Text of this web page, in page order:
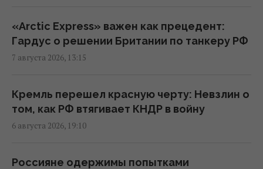
Украинцев предупредили об обмане на
кассе: что делать, если цена в чеке выше
ценника
Без пересмотра прайс-кэпов Украине
будет сложнее импортировать
«Arctic Express» важен как прецедент:
Гардус о решении Британии по танкеру РФ
7 августа 2026, 13:15
Кремль перешел красную черту: Невзлин о
том, как РФ втягивает КНДР в войну
6 августа 2026, 19:10
Россияне одержимы попытками